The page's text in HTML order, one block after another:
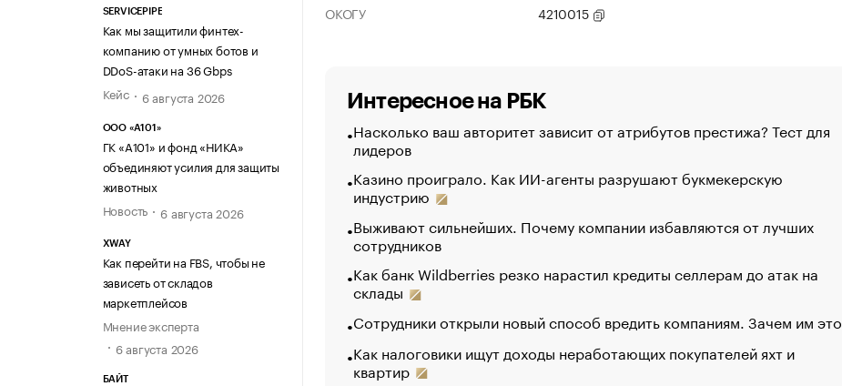
SERVICEPIPE
Как мы защитили финтех-
компанию от умных ботов и
DDoS-атаки на 36 Gbps
Кейс
6 августа 2026
ООО «А101»
ГК «А101» и фонд «НИКА»
объединяют усилия для защиты
животных
Новость
6 августа 2026
XWAY
Как перейти на FBS, чтобы не
зависеть от складов
маркетплейсов
Мнение эксперта
6 августа 2026
БАЙТ
ОКОГУ
4210015
Интересное на РБК
Насколько ваш авторитет зависит от атрибутов престижа? Тест для
лидеров
Казино проиграло. Как ИИ-агенты разрушают букмекерскую
индустрию
Выживают сильнейших. Почему компании избавляются от лучших
сотрудников
Как банк Wildberries резко нарастил кредиты селлерам до атак на
склады
Сотрудники открыли новый способ вредить компаниям. Зачем им это
Как налоговики ищут доходы неработающих покупателей яхт и
квартир